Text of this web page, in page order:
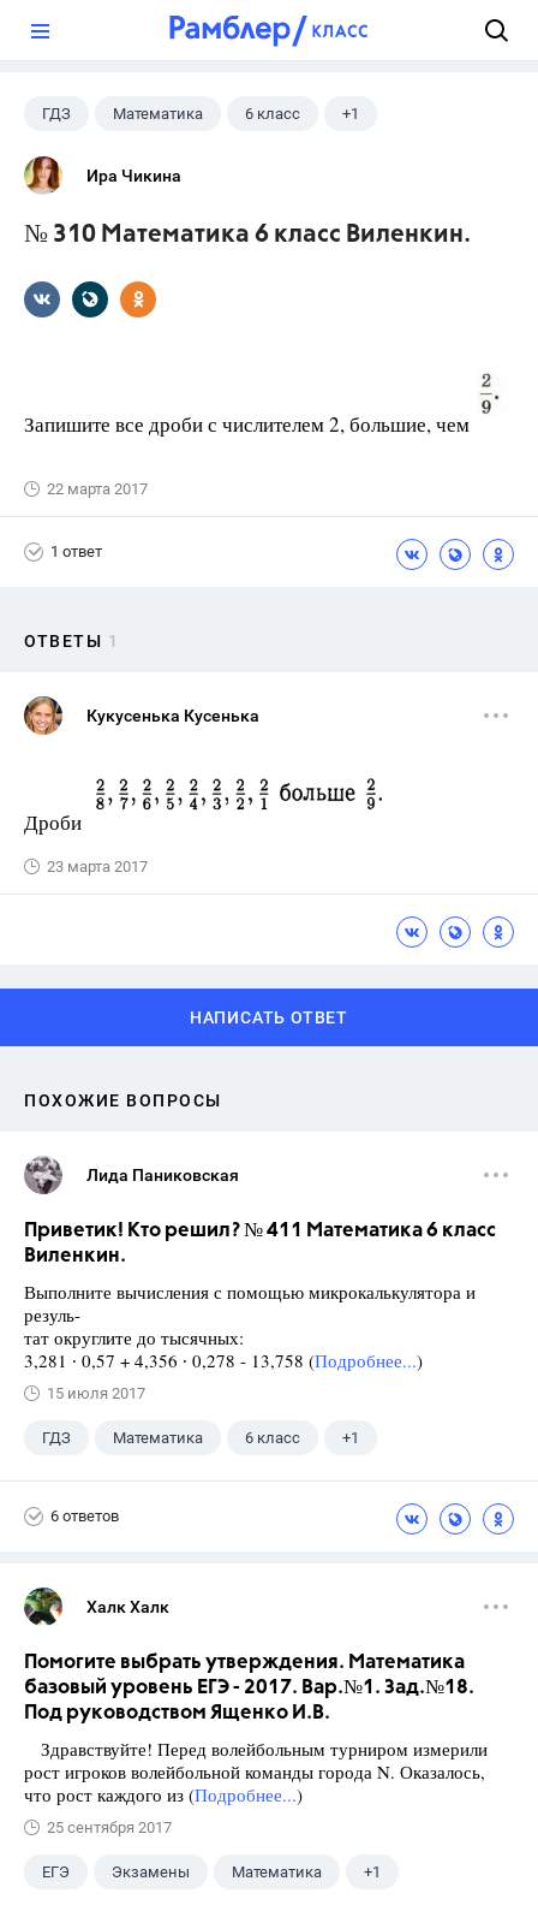
ГДЗ Математика 6 класс +1
Виленкин Н.Я.
Ира Чикина
№ 310 Математика 6 класс Виленкин.
Запишите все дроби с числителем 2, большие, чем
22 марта 2017
1 ответ
ОТВЕТЫ 1
Кукусенька Кусенька
Дроби
23 марта 2017
НАПИСАТЬ ОТВЕТ
ПОХОЖИЕ ВОПРОСЫ
Лида Паниковская
Приветик! Кто решил? № 411 Математика 6 класс
Виленкин.
Выполните вычисления с помощью микрокалькулятора и
резуль-
тат округлите до тысячных:
3,281 ∙ 0,57 + 4,356 ∙ 0,278 - 13,758 (Подробнее...)
15 июля 2017
ГДЗ Математика 6 класс +1
6 ответов
Халк Халк
Помогите выбрать утверждения. Математика
базовый уровень ЕГЭ - 2017. Вар.№1. Зад.№18.
Под руководством Ященко И.В.
Здравствуйте! Перед волейбольным турниром измерили
рост игроков волейбольной команды города N. Оказалось,
что рост каждого из (Подробнее...)
25 сентября 2017
ЕГЭ Экзамены Математика +1